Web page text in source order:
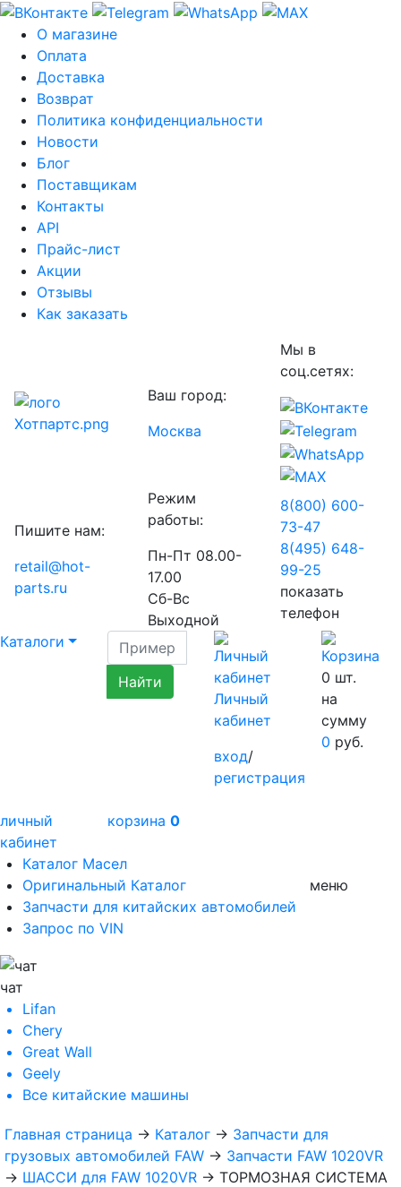
О магазине
Оплата
Доставка
Возврат
Политика конфиденциальности
Новости
Блог
Поставщикам
Контакты
API
Прайс-лист
Акции
Отзывы
Как заказать
Ваш город:
Москва
Мы в
соц.сетях:
Пишите нам:
retail@hot-
parts.ru
Режим
работы:
Пн-Пт 08.00-
17.00
Сб-Вс
Выходной
8(800) 600-
73-47
8(495) 648-
99-25
показать
телефон
Каталоги
Личный
кабинет
вход/
регистрация
0 шт.
на
сумму
0 руб.
личный
кабинет
корзина 0
Каталог Масел
Оригинальный Каталог
Запчасти для китайских автомобилей
Запрос по VIN
меню
чат
Lifan
Chery
Great Wall
Geely
Все китайские машины
Главная страница → Каталог → Запчасти для
грузовых автомобилей FAW → Запчасти FAW 1020VR
→ ШАССИ для FAW 1020VR → ТОРМОЗНАЯ СИСТЕМА